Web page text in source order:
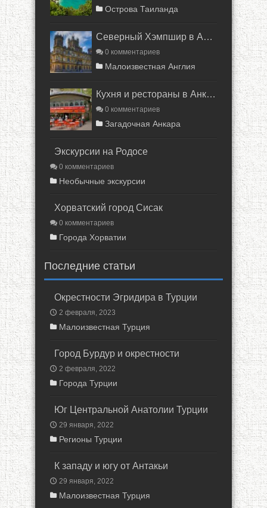
Острова Таиланда
Северный Хэмпшир в Англии
0 комментариев
Малоизвестная Англия
Кухня и рестораны в Анкаре
0 комментариев
Загадочная Анкара
Экскурсии на Родосе
0 комментариев
Необычные экскурсии
Хорватский город Сисак
0 комментариев
Города Хорватии
Последние статьи
Окрестности Эгридира в Турции
2 февраля, 2023
Малоизвестная Турция
Город Бурдур и окрестности
2 февраля, 2022
Города Турции
Юг Центральной Анатолии Турции
29 января, 2022
Регионы Турции
К западу и югу от Антакьи
29 января, 2022
Малоизвестная Турция